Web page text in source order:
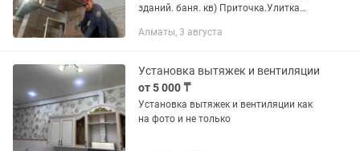
зданий. баня. кв) Приточка.Улитка
воздуховодов.Гарантия на
Алматы, 3 августа
Установка вытяжек и вентиляции
от 5 000 ₸
Установка вытяжек и вентиляции как
на фото и не только